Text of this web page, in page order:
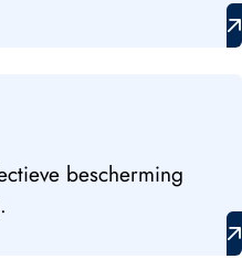
bescherming